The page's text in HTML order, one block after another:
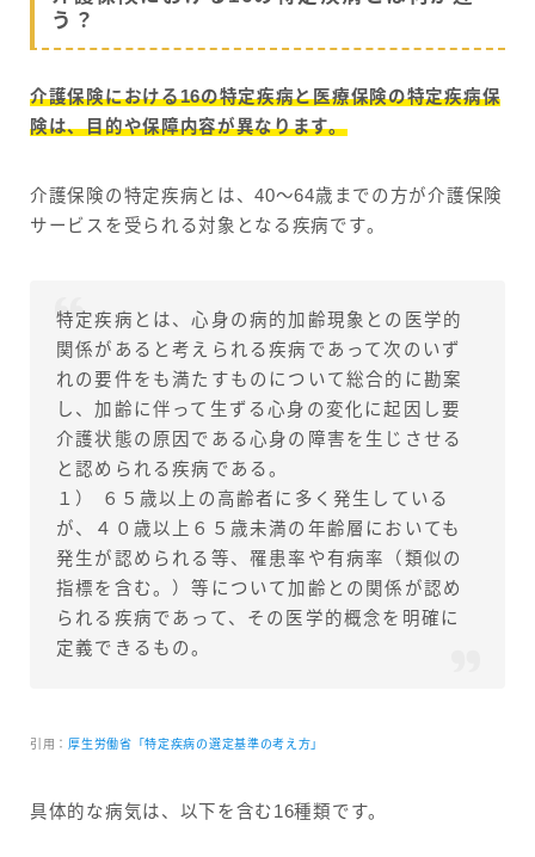
う？
介護保険における16の特定疾病と医療保険の特定疾病保
険は、目的や保障内容が異なります。
介護保険の特定疾病とは、40〜64歳までの方が介護保険
サービスを受られる対象となる疾病です。
特定疾病とは、心身の病的加齢現象との医学的
関係があると考えられる疾病であって次のいず
れの要件をも満たすものについて総合的に勘案
し、加齢に伴って生ずる心身の変化に起因し要
介護状態の原因である心身の障害を生じさせる
と認められる疾病である。
１） ６５歳以上の高齢者に多く発生している
が、４０歳以上６５歳未満の年齢層においても
発生が認められる等、罹患率や有病率（類似の
指標を含む。）等について加齢との関係が認め
られる疾病であって、その医学的概念を明確に
定義できるもの。
引用： 厚生労働省「特定疾病の選定基準の考え方」
具体的な病気は、以下を含む16種類です。